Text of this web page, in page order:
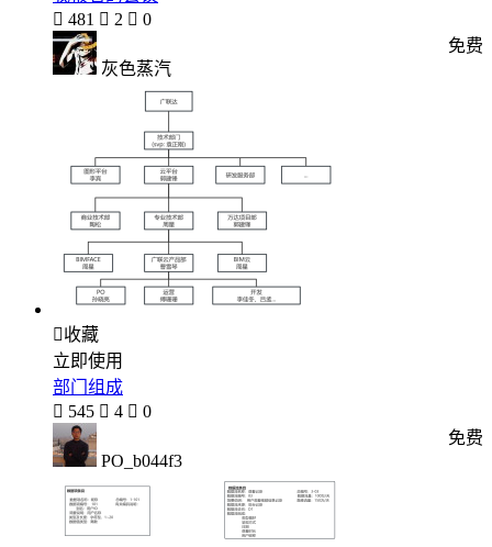
 481  2  0
灰色蒸汽
免费
收藏
立即使用
部门组成
 545  4  0
PO_b044f3
免费